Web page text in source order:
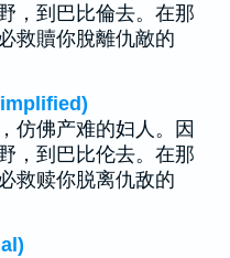
，到巴比倫去。在那
救贖你脫離仇敵的
仿佛产难的妇人。因
，到巴比伦去。在那
救赎你脱离仇敌的